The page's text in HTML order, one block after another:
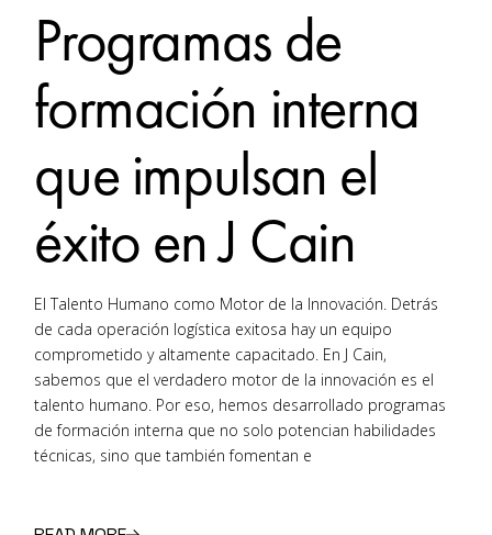
Programas de
formación interna
que impulsan el
éxito en J Cain
El Talento Humano como Motor de la Innovación. Detrás
de cada operación logística exitosa hay un equipo
comprometido y altamente capacitado. En J Cain,
sabemos que el verdadero motor de la innovación es el
talento humano. Por eso, hemos desarrollado programas
de formación interna que no solo potencian habilidades
técnicas, sino que también fomentan e